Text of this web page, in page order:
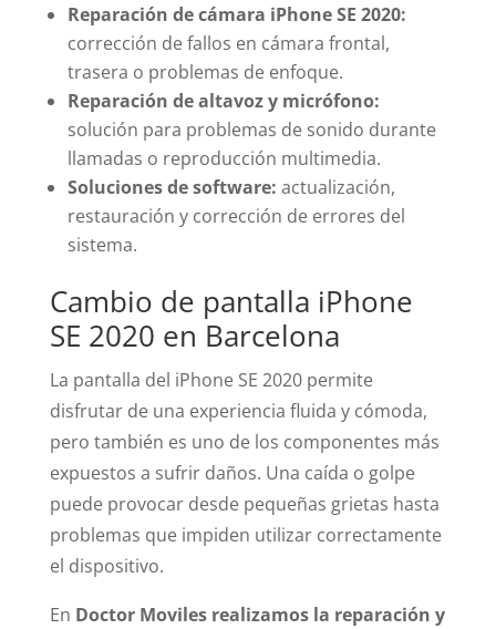
Reparación de cámara iPhone SE 2020:
corrección de fallos en cámara frontal,
trasera o problemas de enfoque.
Reparación de altavoz y micrófono:
solución para problemas de sonido durante
llamadas o reproducción multimedia.
Soluciones de software: actualización,
restauración y corrección de errores del
sistema.
Cambio de pantalla iPhone
SE 2020 en Barcelona
La pantalla del iPhone SE 2020 permite
disfrutar de una experiencia fluida y cómoda,
pero también es uno de los componentes más
expuestos a sufrir daños. Una caída o golpe
puede provocar desde pequeñas grietas hasta
problemas que impiden utilizar correctamente
el dispositivo.
En Doctor Moviles realizamos la reparación y